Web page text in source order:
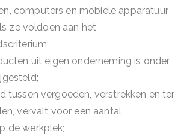
computers en mobiele apparatuur
ze voldoen aan het
uit eigen onderneming is onder
tussen vergoeden, verstrekken en ter
vervalt voor een aantal
de werkplek;